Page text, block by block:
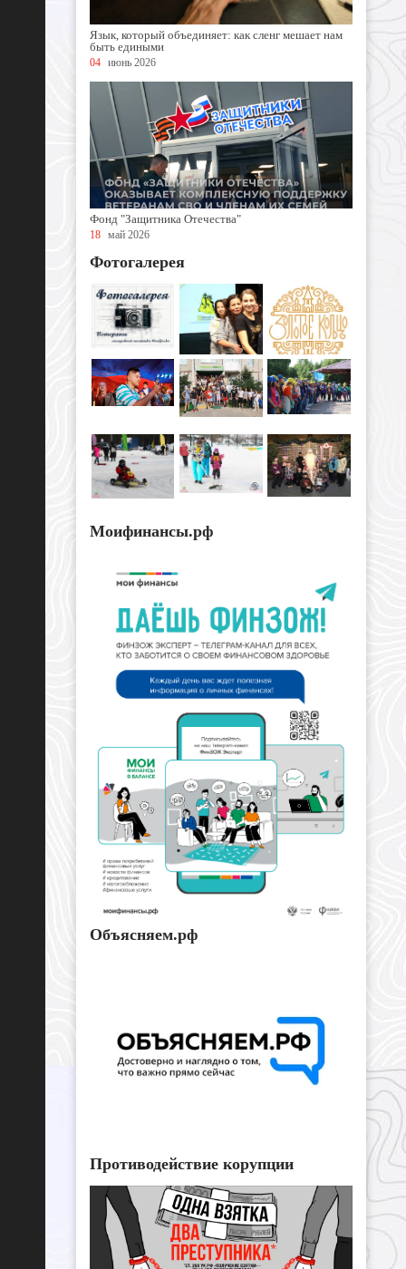
Язык, который объединяет: как сленг мешает нам
быть едиными
04 июнь 2026
Фонд "Защитника Отечества"
18 май 2026
Фотогалерея
Моифинансы.рф
Объясняем.рф
Противодействие корупции